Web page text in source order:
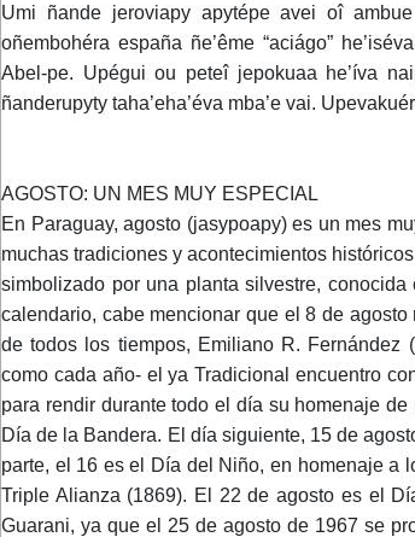
Umi ñande jeroviapy apytépe avei oî
oñembohéra españa ñe’ême “aciágo”
Abel-pe. Upégui ou peteî jepokuaa he’íva
ñanderupyty taha’eha’éva mba’e vai.
AGOSTO: UN MES MUY ESPECIAL
En Paraguay, agosto (jasypoapy) es un mes
muchas tradiciones y acontecimientos
simbolizado por una planta silvestre,
calendario, cabe mencionar que el 8 de
de todos los tiempos, Emiliano R. Fernández
como cada año- el ya Tradicional encuentro
para rendir durante todo el día su homenaje
Día de la Bandera. El día siguiente, 15 de
parte, el 16 es el Día del Niño, en homenaje a
Triple Alianza (1869). El 22 de agosto es el
Guarani, ya que el 25 de agosto de 1967 se